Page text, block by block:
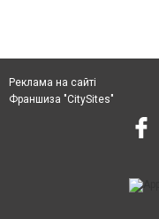
Реклама на сайті
Франшиза "CitySites"